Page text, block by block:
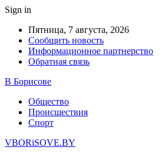
Sign in
Пятница, 7 августа, 2026
Сообщить новость
Информационное партнерство
Обратная связь
В Борисове
Общество
Происшествия
Спорт
VBORiSOVE.BY